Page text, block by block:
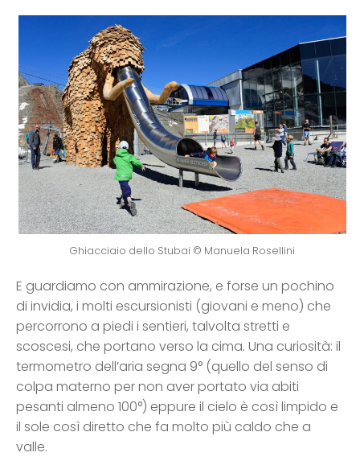
Ghiacciaio dello Stubai © Manuela Rosellini
E guardiamo con ammirazione, e forse un pochino
di invidia, i molti escursionisti (giovani e meno) che
percorrono a piedi i sentieri, talvolta stretti e
scoscesi, che portano verso la cima. Una curiosità: il
termometro dell’aria segna 9° (quello del senso di
colpa materno per non aver portato via abiti
pesanti almeno 100°) eppure il cielo è così limpido e
il sole così diretto che fa molto più caldo che a
valle.